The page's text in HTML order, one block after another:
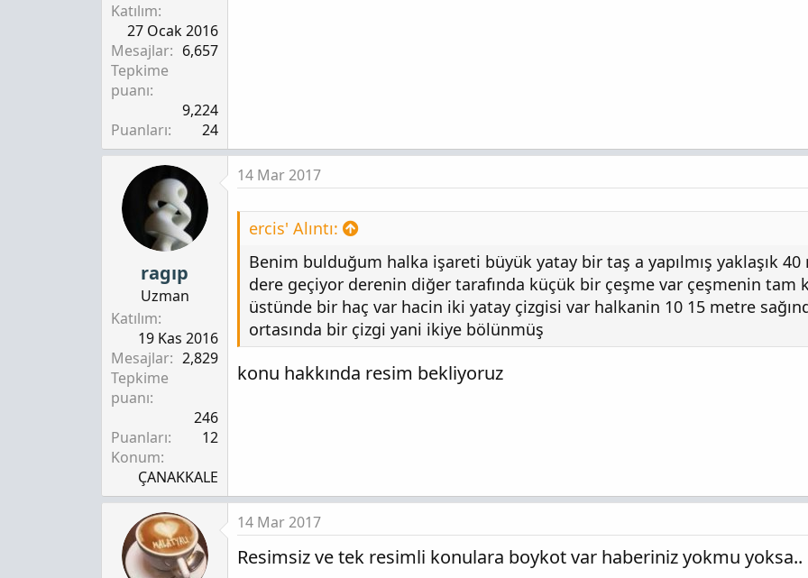
Katılım
27 Ocak 2016
Mesajlar
6,657
Tepkime
puanı
9,224
Puanları
24
ragıp
Uzman
Katılım
19 Kas 2016
Mesajlar
2,829
Tepkime
puanı
246
Puanları
12
Konum
ÇANAKKALE
14 Mar 2017
ercis' Alıntı:
Benim bulduğum halka işareti büyük yatay bir taş a yapılmış yaklaşık
dere geçiyor derenin diğer tarafında küçük bir çeşme var çeşmenin tam
üstünde bir haç var hacin iki yatay çizgisi var halkanin 10 15 metre
ortasında bir çizgi yani ikiye bölünmüş
konu hakkında resim bekliyoruz
14 Mar 2017
Resimsiz ve tek resimli konulara boykot var haberiniz yokmu yoksa..